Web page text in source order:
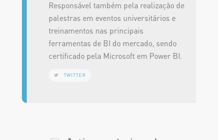
Responsável também pela realização de
palestras em eventos universitários e
treinamentos nas principais
ferramentas de BI do mercado, sendo
certificado pela Microsoft em Power BI.
TWITTER